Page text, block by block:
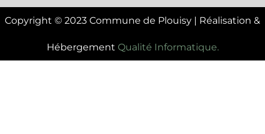
Copyright © 2023 Commune de Plouisy | Réalisation &
Hébergement Qualité Informatique.